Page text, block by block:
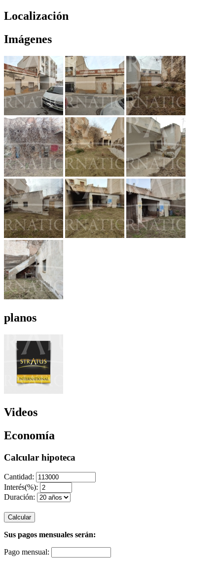
Localización
Imágenes
planos
Videos
Economía
Calcular hipoteca
Cantidad:
Interés(%):
Duración:
Calcular
Sus pagos mensuales serán:
Pago mensual: